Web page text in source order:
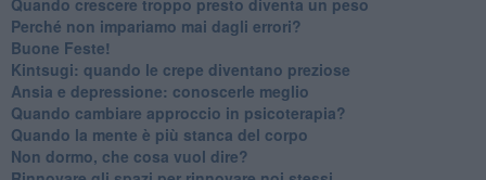
​Perché non impariamo mai dagli errori?
​Buone Feste!
​Kintsugi: quando le crepe diventano preziose
Ansia e depressione: conoscerle meglio
Quando cambiare approccio in psicoterapia?
​Quando la mente è più stanca del corpo
Non dormo, che cosa vuol dire?